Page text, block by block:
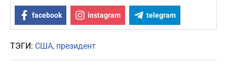
facebook instagram telegram
ТЭГИ: США президент